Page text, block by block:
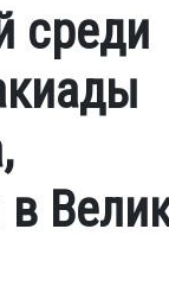
среди